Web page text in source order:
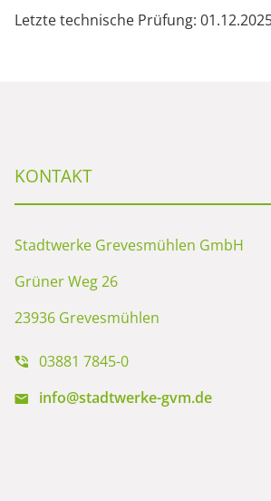
Letzte technische Prüfung:
KONTAKT
Stadtwerke Grevesmühlen GmbH
Grüner Weg 26
23936 Grevesmühlen
03881 7845-0
info@stadtwerke-gvm.de